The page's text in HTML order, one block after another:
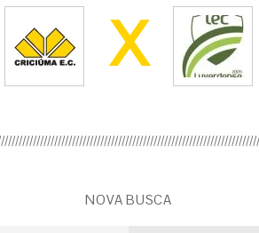
X
NOVA BUSCA